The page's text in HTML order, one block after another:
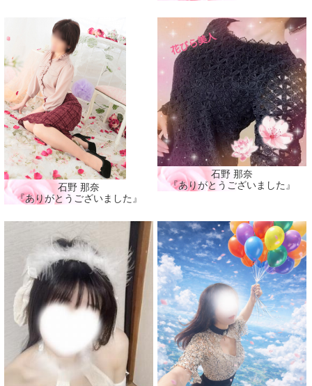
石野 那奈
『ありがとうございました』
石野 那奈
『ありがとうございました』